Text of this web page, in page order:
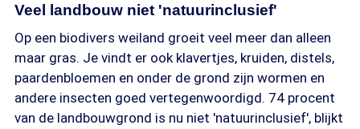
Veel landbouw niet 'natuurinclusief'
Op een biodivers weiland groeit veel meer dan alleen
maar gras. Je vindt er ook klavertjes, kruiden, distels,
paardenbloemen en onder de grond zijn wormen en
andere insecten goed vertegenwoordigd. 74 procent
van de landbouwgrond is nu niet 'natuurinclusief', blijkt